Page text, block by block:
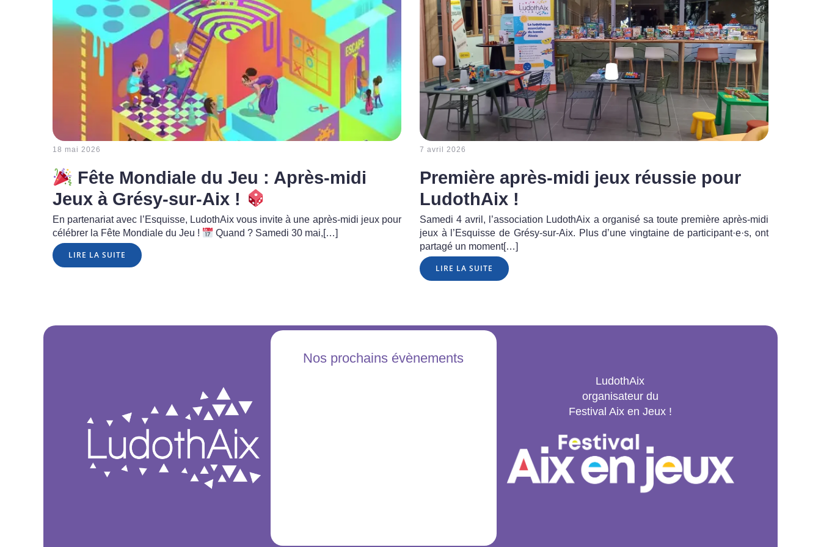
18 mai 2026
Fête Mondiale du Jeu : Après-midi
Jeux à Grésy-sur-Aix !
En partenariat avec l’Esquisse, LudothAix vous invite à une après-midi jeux pour
célébrer la Fête Mondiale du Jeu !
Quand ? Samedi 30 mai,[…]
LIRE LA SUITE
7 avril 2026
Première après-midi jeux réussie pour
LudothAix !
Samedi 4 avril, l’association LudothAix a organisé sa toute première après-midi
jeux à l’Esquisse de Grésy-sur-Aix. Plus d’une vingtaine de participant·e·s, ont
partagé un moment[…]
LIRE LA SUITE
Nos prochains évènements
LudothAix
organisateur du
Festival Aix en Jeux !